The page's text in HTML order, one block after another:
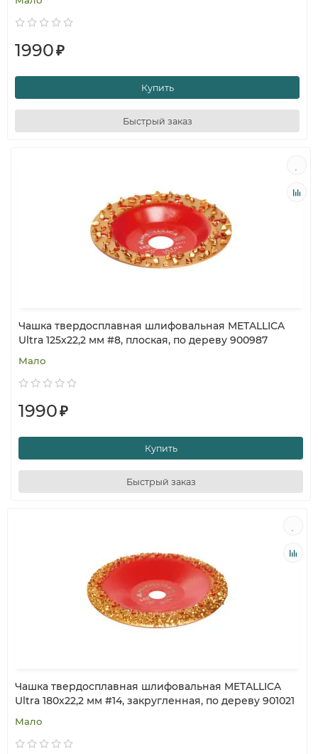
1990₽
Купить
Быстрый заказ
Чашка твердосплавная шлифовальная METALLICA
Ultra 125х22,2 мм #8, плоская, по дереву 900987
Мало
1990₽
Купить
Быстрый заказ
Чашка твердосплавная шлифовальная METALLICA
Ultra 180х22,2 мм #14, закругленная, по дереву 901021
Мало